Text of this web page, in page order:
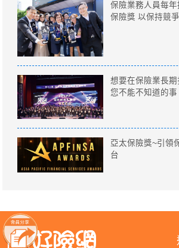
保險業務人員每
保險獎 以保持競
想要在保險業長期
您不能不知道的事
亞太保險獎~引領
台